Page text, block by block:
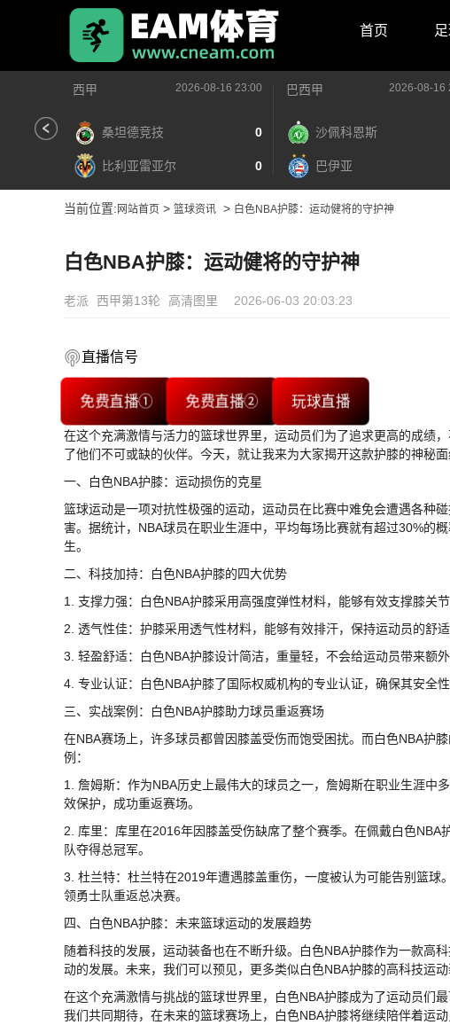
首页
西甲 2026-08-16 23:00
桑坦德竞技 0
比利亚雷亚尔 0
巴西甲 2026-08-16
沙佩科恩斯
巴伊亚
当前位置: 网站首页 > 篮球资讯 > 白色NBA护膝：运动健将的守护神
白色NBA护膝：运动健将的守护神
老派 西甲第13轮 高清图里 2026-06-03 20:03:23
直播信号
免费直播① 免费直播② 玩球直播
在这个充满激情与活力的篮球世界里，运动员们为了追求更高的成绩
了他们不可或缺的伙伴。今天，就让我来为大家揭开这款护膝的神秘
一、白色NBA护膝：运动损伤的克星
篮球运动是一项对抗性极强的运动，运动员在比赛中难免会遭遇各种
害。据统计，NBA球员在职业生涯中，平均每场比赛就有超过30%的
生。
二、科技加持：白色NBA护膝的四大优势
1. 支撑力强：白色NBA护膝采用高强度弹性材料，能够有效支撑膝关
2. 透气性佳：护膝采用透气性材料，能够有效排汗，保持运动员的舒
3. 轻盈舒适：白色NBA护膝设计简洁，重量轻，不会给运动员带来额
4. 专业认证：白色NBA护膝了国际权威机构的专业认证，确保其安全性
三、实战案例：白色NBA护膝助力球员重返赛场
在NBA赛场上，许多球员都曾因膝盖受伤而饱受困扰。而白色NBA护
例：
1. 詹姆斯：作为NBA历史上最伟大的球员之一，詹姆斯在职业生涯中
效保护，成功重返赛场。
2. 库里：库里在2016年因膝盖受伤缺席了整个赛季。在佩戴白色
队夺得总冠军。
3. 杜兰特：杜兰特在2019年遭遇膝盖重伤，一度被认为可能告别篮
领勇士队重返总决赛。
四、白色NBA护膝：未来篮球运动的发展趋势
随着科技的发展，运动装备也在不断升级。白色NBA护膝作为一款高
动的发展。未来，我们可以预见，更多类似白色NBA护膝的高科技运
在这个充满激情与挑战的篮球世界里，白色NBA护膝成为了运动员们
我们共同期待，在未来的篮球赛场上，白色NBA护膝将继续陪伴着运动